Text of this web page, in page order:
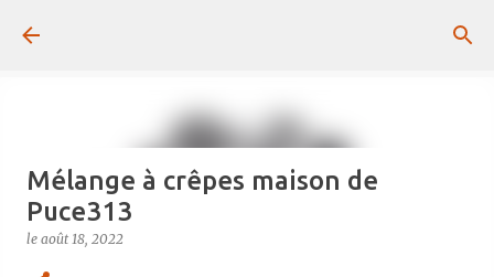
Mélange à crêpes maison de
Puce313
le août 18, 2022